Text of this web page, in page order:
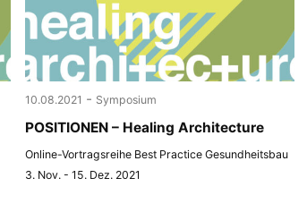
10.08.2021 - Symposium
POSITIONEN – Healing Architecture
Online-Vortragsreihe Best Practice Gesundheitsbau
3. Nov. - 15. Dez. 2021